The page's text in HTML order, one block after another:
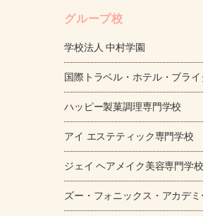
グループ校
学校法人 中村学園
国際トラベル・ホテル・ブラ
ハッピー製菓調理専門学校
アイ エステティック専門学校
ジェイ ヘアメイク美容専門学校
ズー・フォニックス・アカデ